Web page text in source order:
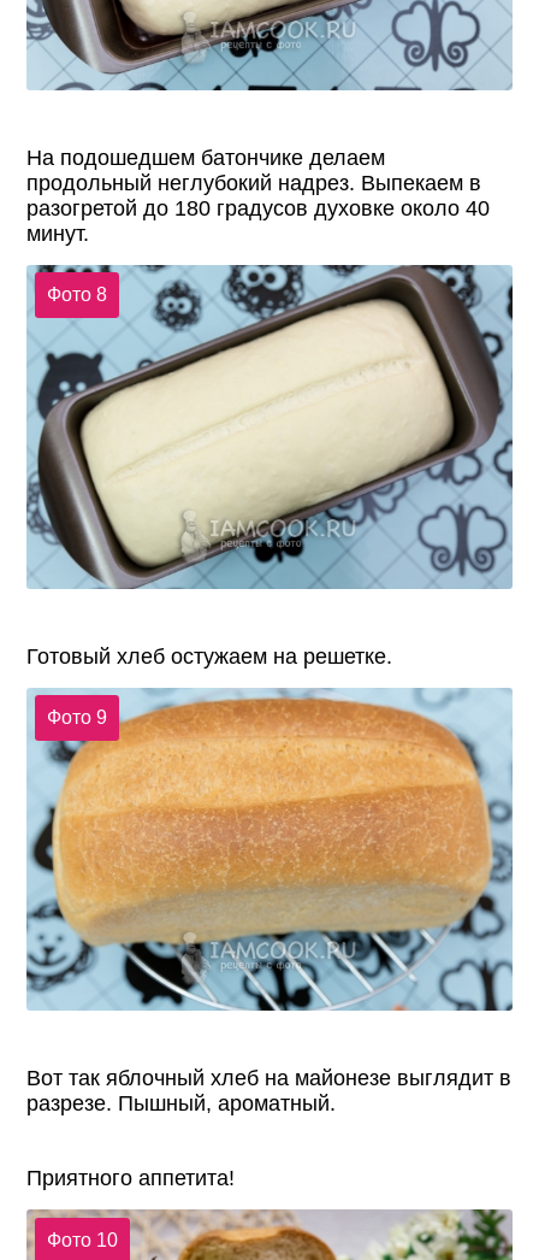
На подошедшем батончике делаем
продольный неглубокий надрез. Выпекаем в
разогретой до 180 градусов духовке около 40
минут.
Фото 8
Готовый хлеб остужаем на решетке.
Фото 9
Вот так яблочный хлеб на майонезе выглядит в
разрезе. Пышный, ароматный.
Приятного аппетита!
Фото 10